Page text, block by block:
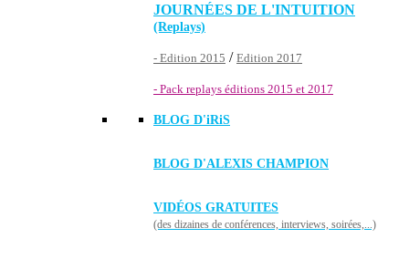
JOURNÉES DE L'INTUITION
(Replays)
- Edition 2015 / Edition 2017
- Pack replays éditions 2015 et 2017
BLOG D'iRiS
BLOG D'ALEXIS CHAMPION
VIDÉOS GRATUITES
(des dizaines de conférences, interviews, soirées,...)